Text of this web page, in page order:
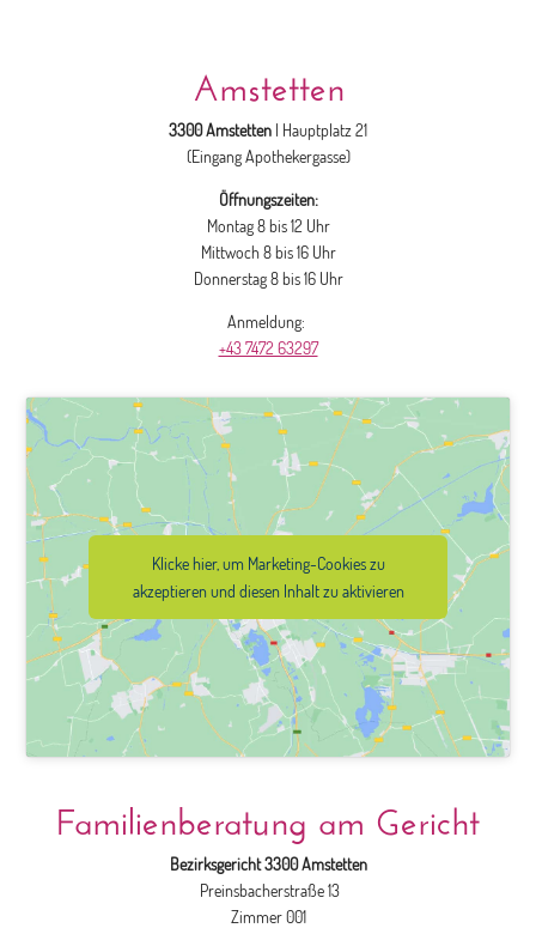
Amstetten
3300 Amstetten | Hauptplatz 21
(Eingang Apothekergasse)
Öffnungszeiten:
Montag 8 bis 12 Uhr
Mittwoch 8 bis 16 Uhr
Donnerstag 8 bis 16 Uhr
Anmeldung:
+43 7472 63297
Klicke hier, um Marketing-Cookies zu
akzeptieren und diesen Inhalt zu aktivieren
Familienberatung am Gericht
Bezirksgericht 3300 Amstetten
Preinsbacherstraße 13
Zimmer 001